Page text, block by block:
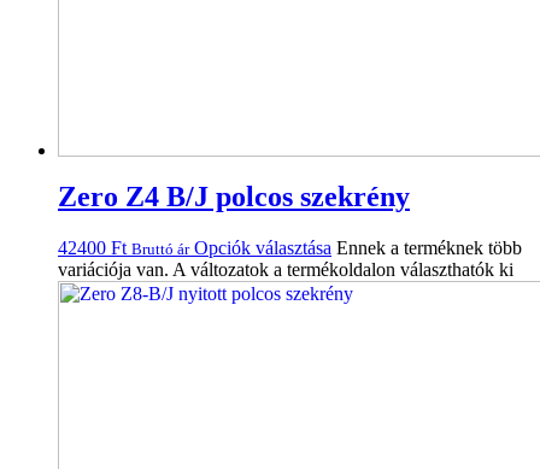
Zero Z4 B/J polcos szekrény
42400 Ft Bruttó ár Opciók választása Ennek a terméknek több
variációja van. A változatok a termékoldalon választhatók ki